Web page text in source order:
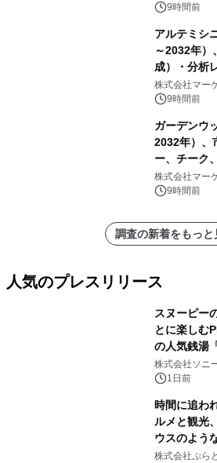
他）・分析
9時間前
アルテミシ
～2032年）
成）・分析
株式会社マー
9時間前
ガーデンウ
2032年）、
ー、チーク
レポートを
株式会社マー
9時間前
調査の新着をもっと
人気のプレスリリース
スヌーピー
とに楽しむ
の人気銭湯
ラボレーシ
ボグッズも
株式会社ソニ
1日前
時間に追わ
ルメと観光
ウスのよう
サウナも 「
株式会社ぷら